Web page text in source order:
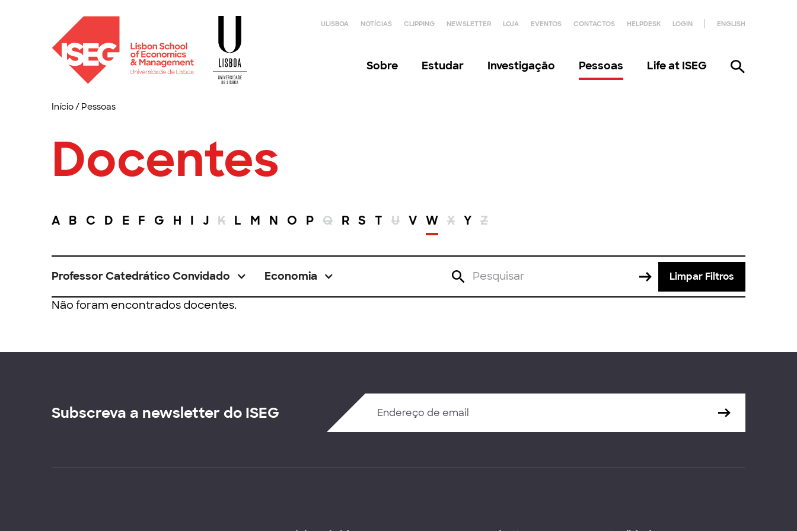
ULISBOA NOTÍCIAS CLIPPING NEWSLETTER LOJA EVENTOS CONTACTOS HELPDESK LOGIN ENGLISH
Sobre Estudar Investigação Pessoas Life at ISEG
Início/ Pessoas
Docentes
A B C D E F G H I J K L M N O P Q R S T U V W X Y Z
Professor Catedrático Convidado Economia Limpar Filtros
Não foram encontrados docentes.
Subscreva a newsletter do ISEG